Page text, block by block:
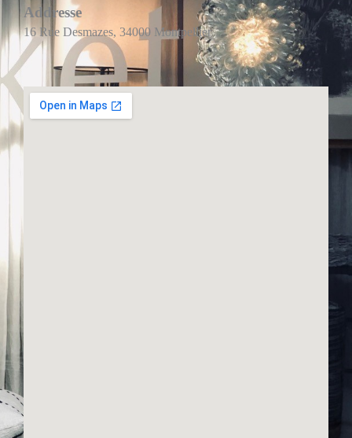
Addresse
16 Rue Desmazes, 34000 Montpellier